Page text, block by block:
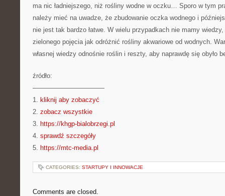
ma nic ładniejszego, niż rośliny wodne w oczku… Sporo w tym
należy mieć na uwadze, że zbudowanie oczka wodnego i
nie jest tak bardzo łatwe. W wielu przypadkach nie mamy
zielonego pojęcia jak odróżnić rośliny akwariowe od wodnych.
własnej wiedzy odnośnie roślin i reszty, aby naprawdę się obyło
źródło:
———————————
1. kliknij aby zobaczyć
2. zobacz wszystkie
3. https://khgp-bialobrzegi.pl
4. sprawdź szczegóły
5. https://mtc-media.pl
CATEGORIES: STARTUPY I INNOWACJE
Comments are closed.